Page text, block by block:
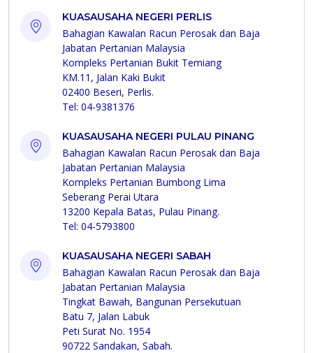
KUASAUSAHA NEGERI PERLIS
Bahagian Kawalan Racun Perosak dan Baja
Jabatan Pertanian Malaysia
Kompleks Pertanian Bukit Temiang
KM.11, Jalan Kaki Bukit
02400 Beseri, Perlis.
Tel: 04-9381376
KUASAUSAHA NEGERI PULAU PINANG
Bahagian Kawalan Racun Perosak dan Baja
Jabatan Pertanian Malaysia
Kompleks Pertanian Bumbong Lima
Seberang Perai Utara
13200 Kepala Batas, Pulau Pinang.
Tel: 04-5793800
KUASAUSAHA NEGERI SABAH
Bahagian Kawalan Racun Perosak dan Baja
Jabatan Pertanian Malaysia
Tingkat Bawah, Bangunan Persekutuan
Batu 7, Jalan Labuk
Peti Surat No. 1954
90722 Sandakan, Sabah.